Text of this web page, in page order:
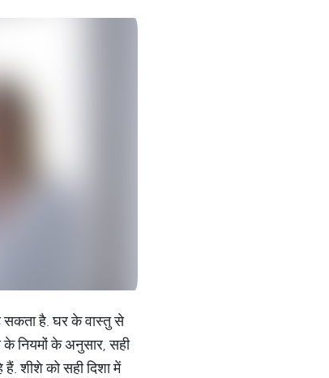
सकता है. घर के वास्तु से
नियमों के अनुसार, सही
शीशे को सही दिशा में